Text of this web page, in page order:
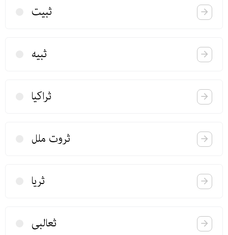
ثبیت
ثبیه
ثراكیا
ثروت ملل
ثریا
ثعالبی